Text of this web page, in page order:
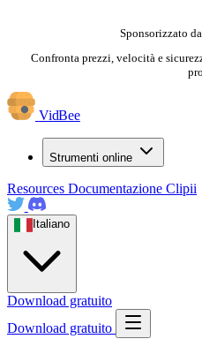
Sponsorizzato da
Confronta prezzi, velocità e
VidBee
Strumenti online
Resources Documentazione Clipii
Italiano
Download gratuito
Download gratuito